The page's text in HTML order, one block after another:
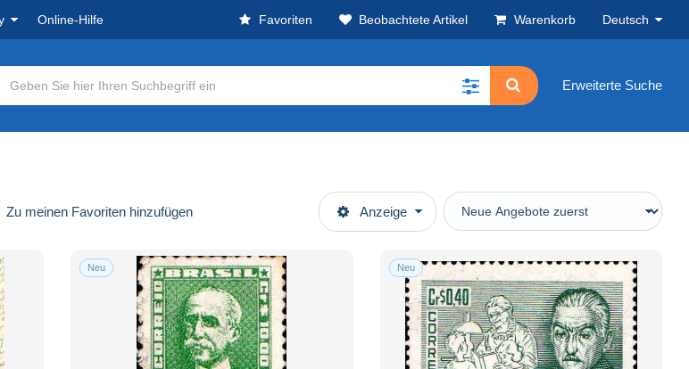
Online-Hilfe Favoriten Beobachtete Artikel Warenkorb Deutsch
Erweiterte Suche
Zu meinen Favoriten hinzufügen Anzeige
Neu Neu